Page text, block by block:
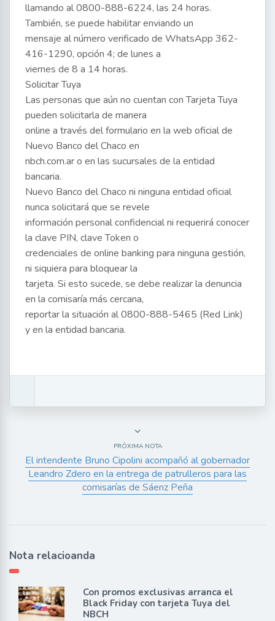
llamando al 0800-888-6224, las 24 horas.
También, se puede habilitar enviando un
mensaje al número verificado de WhatsApp 362-
416-1290, opción 4; de lunes a
viernes de 8 a 14 horas.
Solicitar Tuya
Las personas que aún no cuentan con Tarjeta Tuya
pueden solicitarla de manera
online a través del formulario en la web oficial de
Nuevo Banco del Chaco en
nbch.com.ar o en las sucursales de la entidad
bancaria.
Nuevo Banco del Chaco ni ninguna entidad oficial
nunca solicitará que se revele
información personal confidencial ni requerirá conocer
la clave PIN, clave Token o
credenciales de online banking para ninguna gestión,
ni siquiera para bloquear la
tarjeta. Si esto sucede, se debe realizar la denuncia
en la comisaría más cercana,
reportar la situación al 0800-888-5465 (Red Link)
y en la entidad bancaria.
PRÓXIMA NOTA
El intendente Bruno Cipolini acompañó al gobernador
Leandro Zdero en la entrega de patrulleros para las
comisarías de Sáenz Peña
Nota relacioanda
Con promos exclusivas arranca el
Black Friday con tarjeta Tuya del
NBCH